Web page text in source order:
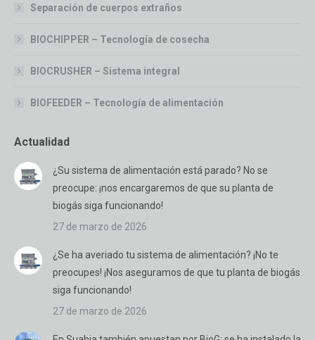
Separación de cuerpos extraños
BIOCHIPPER – Tecnología de cosecha
BIOCRUSHER – Sistema integral
BIOFEEDER – Tecnología de alimentación
Actualidad
¿Su sistema de alimentación está parado? No se
preocupe: ¡nos encargaremos de que su planta de
biogás siga funcionando!
27 de marzo de 2026
¿Se ha averiado tu sistema de alimentación? ¡No te
preocupes! ¡Nos aseguramos de que tu planta de biogás
siga funcionando!
27 de marzo de 2026